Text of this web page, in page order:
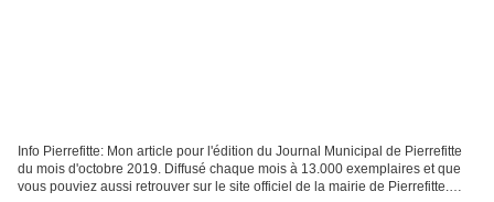
Info Pierrefitte: Mon article pour l'édition du Journal Municipal de Pierrefitte
du mois d'octobre 2019. Diffusé chaque mois à 13.000 exemplaires et que
vous pouviez aussi retrouver sur le site officiel de la mairie de Pierrefitte.